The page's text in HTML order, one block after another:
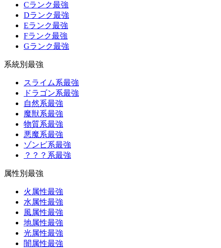
Cランク最強
Dランク最強
Eランク最強
Fランク最強
Gランク最強
系統別最強
スライム系最強
ドラゴン系最強
自然系最強
魔獣系最強
物質系最強
悪魔系最強
ゾンビ系最強
？？？系最強
属性別最強
火属性最強
水属性最強
風属性最強
地属性最強
光属性最強
闇属性最強